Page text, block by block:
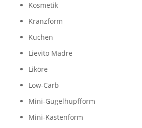
Kosmetik
Kranzform
Kuchen
Lievito Madre
Liköre
Low-Carb
Mini-Gugelhupfform
Mini-Kastenform